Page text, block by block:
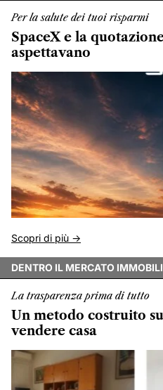
Per la salute dei tuoi risparmi
SpaceX e la
aspettavano
Scopri di più ->
DENTRO IL MERCATO
La trasparenza prima di tutto
Un metodo costruito
vendere casa